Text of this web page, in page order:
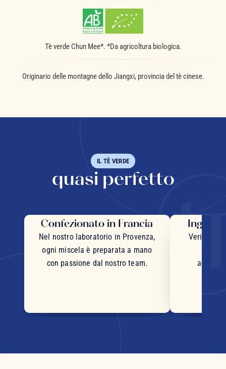
Tè verde Chun Mee*. *Da agricoltura biologica.
Originario delle montagne dello Jiangxi, provincia del tè cinese.
IL TÈ VERDE
quasi perfetto
Confezionato in Francia
Nel nostro laboratorio in Provenza,
ogni miscela è preparata a mano
con passione dal nostro team.
Veri pezzi